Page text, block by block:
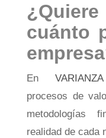
cuánto
En
procesos de
metodologías
realidad de cada